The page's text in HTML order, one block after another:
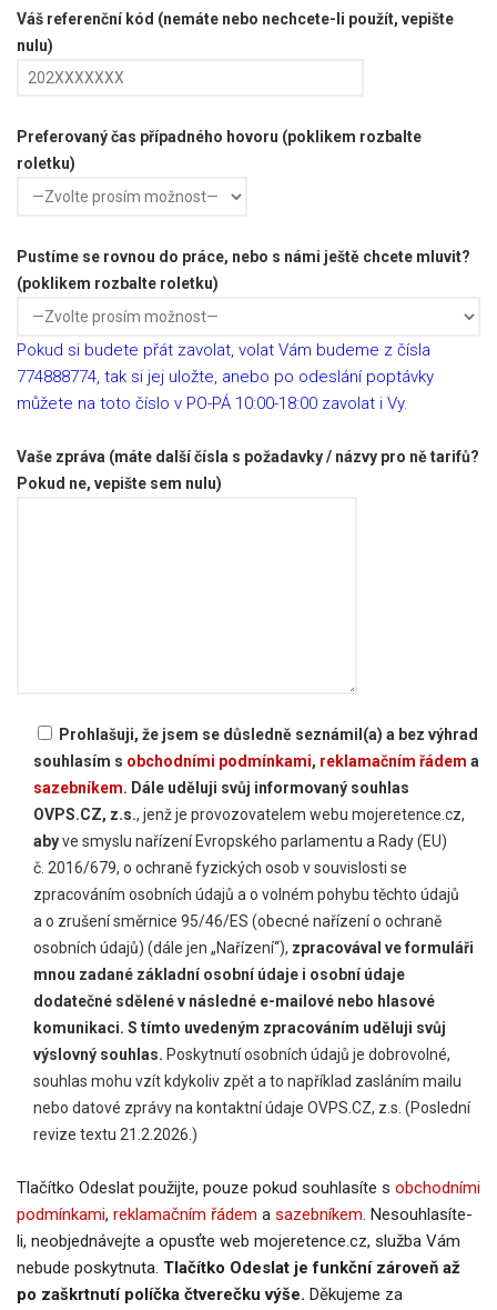
Váš referenční kód (nemáte nebo nechcete-li použít, vepište
nulu)
Preferovaný čas případného hovoru (poklikem rozbalte
roletku)
Pustíme se rovnou do práce, nebo s námi ještě chcete mluvit?
(poklikem rozbalte roletku)
Pokud si budete přát zavolat, volat Vám budeme z čísla
774888774, tak si jej uložte, anebo po odeslání poptávky
můžete na toto číslo v PO-PÁ 10:00-18:00 zavolat i Vy.
Vaše zpráva (máte další čísla s požadavky / názvy pro ně tarifů?
Pokud ne, vepište sem nulu)
Prohlašuji, že jsem se důsledně seznámil(a) a bez výhrad
souhlasím s obchodními podmínkami, reklamačním řádem a
sazebníkem. Dále uděluji svůj informovaný souhlas
OVPS.CZ, z.s., jenž je provozovatelem webu mojeretence.cz,
abyve smyslu nařízení Evropského parlamentu a Rady (EU)
č. 2016/679, o ochraně fyzických osob v souvislosti se
zpracováním osobních údajů a o volném pohybu těchto údajů
a o zrušení směrnice 95/46/ES (obecné nařízení o ochraně
osobních údajů) (dále jen „Nařízení“), zpracovával ve formuláři
mnou zadané základní osobní údaje i osobní údaje
dodatečné sdělené v následné e-mailové nebo hlasové
komunikaci. S tímto uvedeným zpracováním uděluji svůj
výslovný souhlas. Poskytnutí osobních údajů je dobrovolné,
souhlas mohu vzít kdykoliv zpět a to například zasláním mailu
nebo datové zprávy na kontaktní údaje OVPS.CZ, z.s. (Poslední
revize textu 21.2.2026.)
Tlačítko Odeslat použijte, pouze pokud souhlasíte s obchodními
podmínkami, reklamačním řádem a sazebníkem. Nesouhlasíte-
li, neobjednávejte a opusťte web mojeretence.cz, služba Vám
nebude poskytnuta. Tlačítko Odeslat je funkční zároveň až
po zaškrtnutí políčka čtverečku výše. Děkujeme za